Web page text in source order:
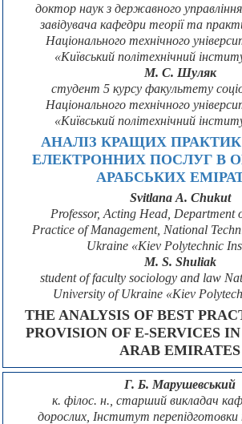
доктор наук з державного
завідувача кафедри теорії та
Національного технічного
«Київський політехнічний
М. С. Шуляк
студент 5 курсу факультету
Національного технічного
«Київський політехнічний
АНАЛІЗ КРАЩИХ
ЕЛЕКТРОННИХ ПОСЛУГ В
АРАБСЬКИХ
Svitlana А. Chukut
Professor, Acting Head, Department
Practice of Management, National
Ukraine «Kiev Polytechnic
M. S. Shuliak
student of faculty sociology and law
University of Ukraine «Kiev
THE ANALYSIS OF BEST
PROVISION OF E-SERVICES
ARAB EMIRATES
Г. Б. Марушевський
к. філос. н., старший викладач
дорослих, Інститут